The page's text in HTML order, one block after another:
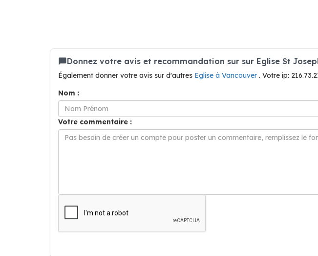
Donnez votre avis et recommandation sur sur Eglise St
Également donner votre avis sur d'autres Eglise à Vancouver . Votre ip:
Nom :
Votre commentaire :